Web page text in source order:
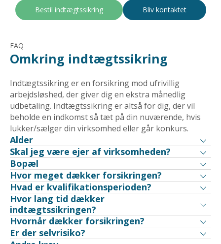
Bestil indtægtssikring Bliv kontaktet
FAQ
Omkring indtægtssikring
Indtægtssikring er en forsikring mod ufrivillig
arbejdsløshed, der giver dig en ekstra månedlig
udbetaling. Indtægtssikring er altså for dig, der vil
beholde en indkomst så tæt på din nuværende, hvis
lukker/sælger din virksomhed eller går konkurs.
Alder
Skal jeg være ejer af virksomheden?
Bopæl
Hvor meget dækker forsikringen?
Hvad er kvalifikationsperioden?
Hvor lang tid dækker
indtægtssikringen?
Hvornår dækker forsikringen?
Er der selvrisiko?